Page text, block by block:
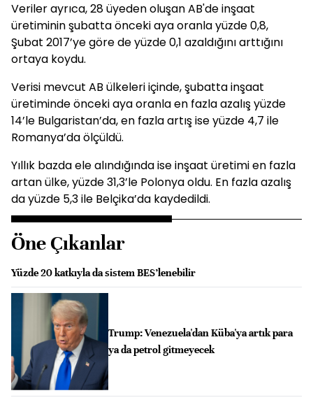
Veriler ayrıca, 28 üyeden oluşan AB'de inşaat
üretiminin şubatta önceki aya oranla yüzde 0,8,
Şubat 2017’ye göre de yüzde 0,1 azaldığını arttığını
ortaya koydu.
Verisi mevcut AB ülkeleri içinde, şubatta inşaat
üretiminde önceki aya oranla en fazla azalış yüzde
14’le Bulgaristan’da, en fazla artış ise yüzde 4,7 ile
Romanya’da ölçüldü.
Yıllık bazda ele alındığında ise inşaat üretimi en fazla
artan ülke, yüzde 31,3’le Polonya oldu. En fazla azalış
da yüzde 5,3 ile Belçika’da kaydedildi.
Öne Çıkanlar
Yüzde 20 katkıyla da sistem BES’lenebilir
Trump: Venezuela'dan Küba'ya artık para
ya da petrol gitmeyecek